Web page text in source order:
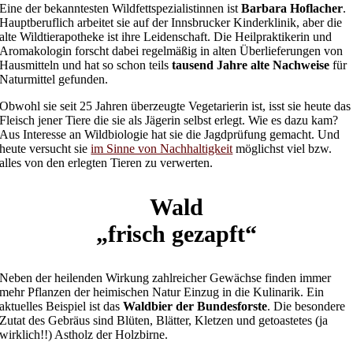
Eine der bekanntesten Wildfettspezialistinnen istBarbara Hoflacher.
Hauptberuflich arbeitet sie auf der Innsbrucker Kinderklinik, aber die
alte Wildtierapotheke ist ihre Leidenschaft. Die Heilpraktikerin und
Aromakologin forscht dabei regelmäßig in alten Überlieferungen von
Hausmitteln und hat so schon teilstausend Jahre alte Nachweise für
Naturmittel gefunden.
Obwohl sie seit 25 Jahren überzeugte Vegetarierin ist, isst sie heute das
Fleisch jener Tiere die sie als Jägerin selbst erlegt. Wie es dazu kam?
Aus Interesse an Wildbiologie hat sie die Jagdprüfung gemacht. Und
heute versucht sieim Sinne von Nachhaltigkeit möglichst viel bzw.
alles von den erlegten Tieren zu verwerten.
Wald
„frisch gezapft“
Neben der heilenden Wirkung zahlreicher Gewächse finden immer
mehr Pflanzen der heimischen Natur Einzug in die Kulinarik. Ein
aktuelles Beispiel ist dasWaldbier der Bundesforste. Die besondere
Zutat des Gebräus sind Blüten, Blätter, Kletzen und getoastetes (ja
wirklich!!) Astholz der Holzbirne.